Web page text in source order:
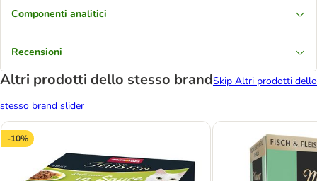
Componenti analitici
Recensioni
Altri prodotti dello stesso brandSkip Altri prodotti dello
stesso brand slider
-10%